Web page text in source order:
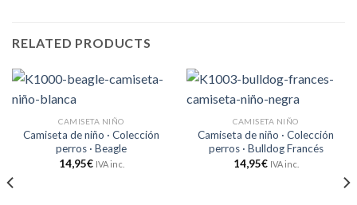
RELATED PRODUCTS
CAMISETA NIÑO
Camiseta de niño · Colección
perros · Beagle
14,95€ IVA inc.
CAMISETA NIÑO
Camiseta de niño · Colección
perros · Bulldog Francés
14,95€ IVA inc.